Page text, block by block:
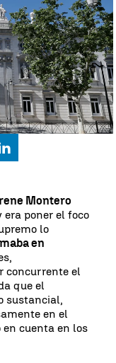
15:43
Linkedin
Montero
era poner el foco
lo
en
concurrente el
que el
sustancial,
en el
en cuenta en los